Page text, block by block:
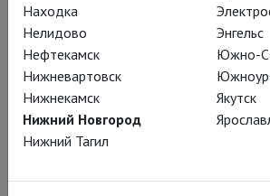
жить в безбрачьи, чтоб
прочли когда-нибудь: «Под
прах Английской
королевы». Но мало, видно,
подданным моим, что я о
пекусь при жизни. На
Находка
Нелидово
Нефтекамск
Нижневартовск
Нижнекамск
Нижний Новгород
Нижний Тагил
Энгельс
Южно-
Якутск